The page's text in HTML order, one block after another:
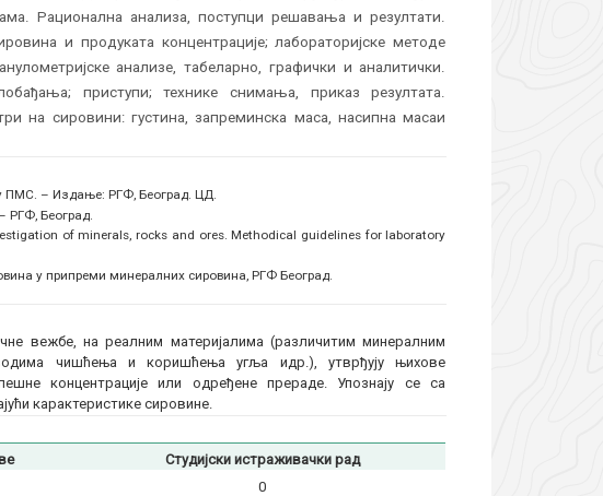
Рационална анализа, поступци решавања и резултати.
и продуката концентрације; лабораторијске методе
анализе, табеларно, графички и аналитички.
приступи; технике снимања, приказ резултата.
на сировини: густина, запреминска маса, насипна масаи
ПМС. – Издање: РГФ, Београд. ЦД.
РГФ, Београд.
of minerals, rocks and ores. Methodical guidelines for laboratory
у припреми минералних сировина, РГФ Београд.
вежбе, на реалним материјалима (различитим минералним
чишћења и коришћења угља идр.), утврђују њихове
концентрације или одређене прераде. Упознају се са
карактеристике сировине.
Студијски истраживачки рад
0